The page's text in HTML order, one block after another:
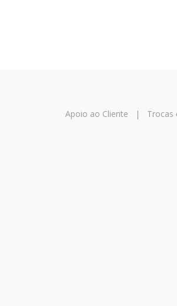
Apoio ao Cliente | Trocas